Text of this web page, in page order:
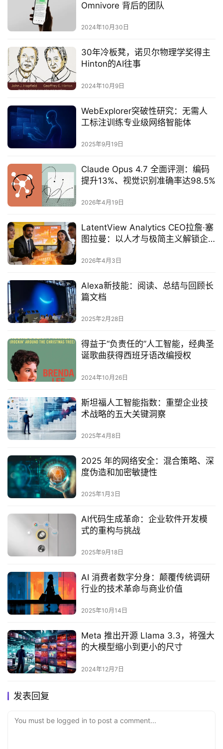
Omnivore 背后的团队
2024年10月30日
30年冷板凳，诺贝尔物理学奖得主
Hinton的AI往事
2024年10月9日
‌WebExplorer突破性研究：无需人
工标注训练专业级网络智能体‌
2025年9月19日
Claude Opus 4.7 全面评测：编码
提升13%、视觉识别准确率达98.5%
2026年4月19日
LatentView Analytics CEO拉詹·塞
图拉曼：以人才与极简主义解锁企
2026年4月3日
Alexa新技能：阅读、总结与回顾长
篇文档‌
2025年2月28日
得益于“负责任的”人工智能，经典圣
诞歌曲获得西班牙语改编授权
2024年10月26日
斯坦福人工智能指数：重塑企业技
术战略的五大关键洞察
2025年4月8日
2025 年的网络安全：混合策略、深
度伪造和加密敏捷性
2025年1月3日
‌AI代码生成革命：企业软件开发模
式的重构与挑战‌
2025年9月18日
AI 消费者数字分身：颠覆传统调研
行业的技术革命与商业价值
2025年10月14日
Meta 推出开源 Llama 3.3，将强大
的大模型缩小到更小的尺寸
2024年12月7日
发表回复
You must be logged in to post a comment...